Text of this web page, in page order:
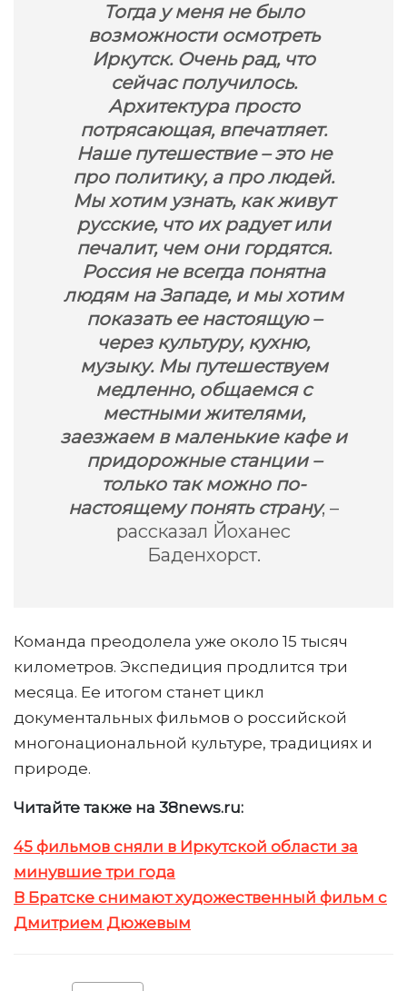
Тогда у меня не было
возможности осмотреть
Иркутск. Очень рад, что
сейчас получилось.
Архитектура просто
потрясающая, впечатляет.
Наше путешествие – это не
про политику, а про людей.
Мы хотим узнать, как живут
русские, что их радует или
печалит, чем они гордятся.
Россия не всегда понятна
людям на Западе, и мы хотим
показать ее настоящую –
через культуру, кухню,
музыку. Мы путешествуем
медленно, общаемся с
местными жителями,
заезжаем в маленькие кафе и
придорожные станции –
только так можно по-
настоящему понять страну, –
рассказал Йоханес
Баденхорст.
Команда преодолела уже около 15 тысяч
километров. Экспедиция продлится три
месяца. Ее итогом станет цикл
документальных фильмов о российской
многонациональной культуре, традициях и
природе.
Читайте также на 38news.ru:
45 фильмов сняли в Иркутской области за
минувшие три года
В Братске снимают художественный фильм с
Дмитрием Дюжевым